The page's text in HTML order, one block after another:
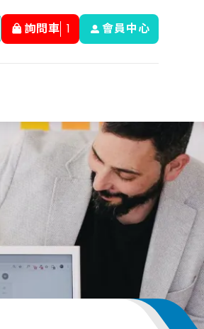
詢問車 1 會員中心
教育訓練